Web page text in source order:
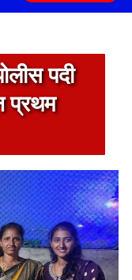
पदी
प्रथम